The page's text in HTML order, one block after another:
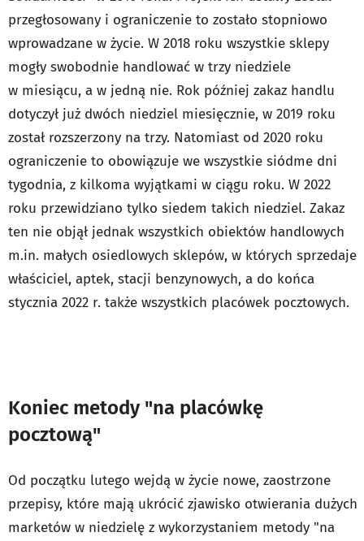
przegłosowany i ograniczenie to zostało stopniowo
wprowadzane w życie. W 2018 roku wszystkie sklepy
mogły swobodnie handlować w trzy niedziele
w miesiącu, a w jedną nie. Rok później zakaz handlu
dotyczył już dwóch niedziel miesięcznie, w 2019 roku
został rozszerzony na trzy. Natomiast od 2020 roku
ograniczenie to obowiązuje we wszystkie siódme dni
tygodnia, z kilkoma wyjątkami w ciągu roku. W 2022
roku przewidziano tylko siedem takich niedziel. Zakaz
ten nie objął jednak wszystkich obiektów handlowych
m.in. małych osiedlowych sklepów, w których sprzedaje
właściciel, aptek, stacji benzynowych, a do końca
stycznia 2022 r. także wszystkich placówek pocztowych.
Koniec metody "na placówkę
pocztową"
Od początku lutego wejdą w życie nowe, zaostrzone
przepisy, które mają ukrócić zjawisko otwierania dużych
marketów w niedzielę z wykorzystaniem metody "na